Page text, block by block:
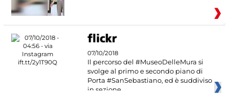
07/10/2018
Il percorso del #MuseoDelleMura si
svolge al primo e secondo piano di
Porta #SanSebastiano, ed è suddiviso
in sezione